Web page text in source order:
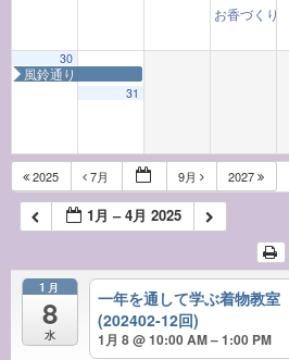
お香づくり
30
風鈴通り
31
2025 7月 9月 2027
1月 – 4月 2025
1月
8
水
一年を通して学ぶ着物教室
(202402-12回)
1月 8 @ 10:00 AM – 1:00 PM